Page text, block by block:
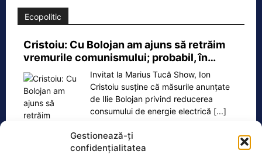
Gestionează-ți
confidențialitatea
Ecopolitic
Cristoiu: Cu Bolojan am ajuns să retrăim
vremurile comunismului; probabil, în…
Invitat la Marius Tucă Show, Ion
Cristoiu susține că măsurile anunțate
de Ilie Bolojan privind reducerea
consumului de energie electrică [...]